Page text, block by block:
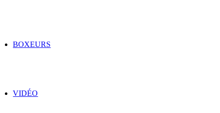
BOXEURS
VIDÉO